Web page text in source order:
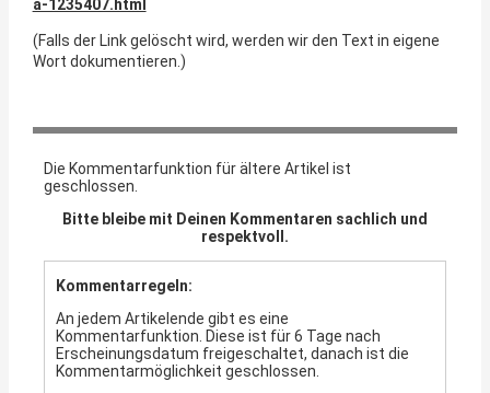
a-1235407.html
(Falls der Link gelöscht wird, werden wir den Text in eigene
Wort dokumentieren.)
Die Kommentarfunktion für ältere Artikel ist
geschlossen.
Bitte bleibe mit Deinen Kommentaren sachlich und
respektvoll.
Kommentarregeln:
An jedem Artikelende gibt es eine
Kommentarfunktion. Diese ist für 6 Tage nach
Erscheinungsdatum freigeschaltet, danach ist die
Kommentarmöglichkeit geschlossen.